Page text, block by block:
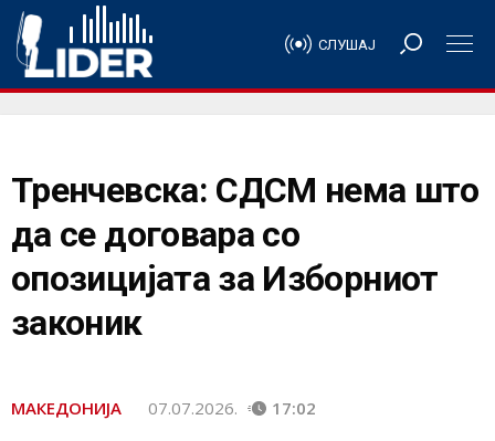
СЛУШАЈ
Тренчевска: СДСМ нема што
да се договара со
опозицијата за Изборниот
законик
МАКЕДОНИЈА 07.07.2026. 17:02